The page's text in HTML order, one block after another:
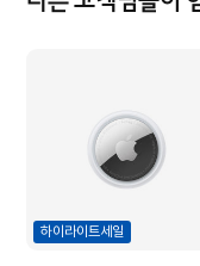
하이라이트세일